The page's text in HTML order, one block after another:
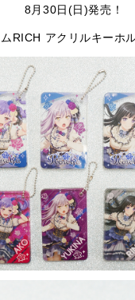
8月30日(日)発売！
RICH アクリルキーホ